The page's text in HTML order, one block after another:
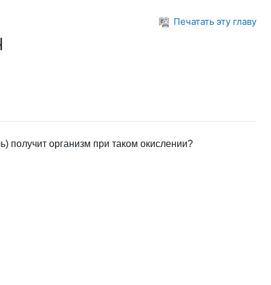
Печатать эту главу
получит организм при таком окислении?